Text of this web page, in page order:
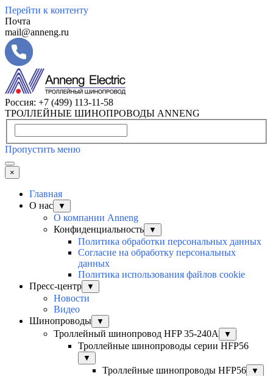
Перейти к контенту
Почта
mail@anneng.ru
Россия: +7 (499) 113-11-58
ТРОЛЛЕЙНЫЕ ШИНОПРОВОДЫ ANNENG
Пропустить меню
×
Главная
О нас
▼
О компании Anneng
Конфиденциальность
▼
Политика обработки персональных данных
Согласие на обработку персональных
данных
Политика использования файлов cookie
Пресс-центр
▼
Новости
Видео
Шинопроводы
▼
Троллейный шинопровод HFP 35-240А ▼
Троллейные шинопроводы серии HFP56
▼
Троллейные шинопроводы HFP56 ▼